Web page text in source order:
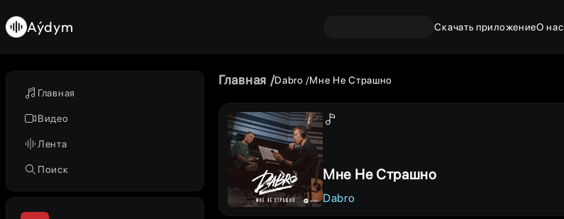
Главная
Видео
Лента
Поиск
Aýdym Скачать приложениеО нас
Главная Dabro Мне Не Страшно
Мне Не Страшно
Dabro